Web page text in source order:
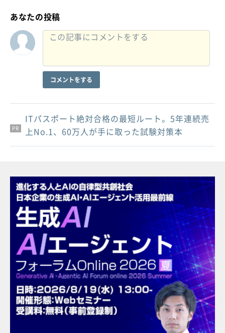
あなたの投稿
コメントをする
PR
PR
PR
ITパスポート絶対合格の最短ルート。5年連続売
上No.1、60万人が手に取った試験対策本